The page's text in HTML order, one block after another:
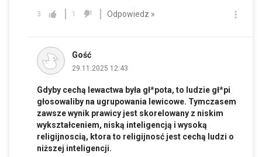
3 1 Odpowiedz »
Gość
29.11.2025 12:43
Gdyby cechą lewactwa była gł*pota, to ludzie gł*pi
głosowaliby na ugrupowania lewicowe. Tymczasem
zawsze wynik prawicy jest skorelowany z niskim
wykształceniem, niską inteligencją i wysoką
religijnoscią, ktora to religijnosć jest cechą ludzi o
niższej inteligencji.